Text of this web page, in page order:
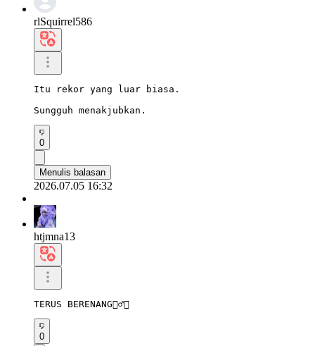
rlSquirrel586
Itu rekor yang luar biasa.
Sungguh menakjubkan.
0
Menulis balasan
2026.07.05 16:32
htjmna13
TERUS BERENANG🏊‍♂️💜
0